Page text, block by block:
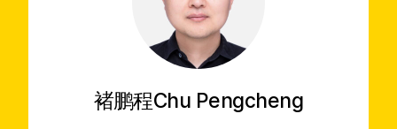
褚鹏程Chu Pengcheng